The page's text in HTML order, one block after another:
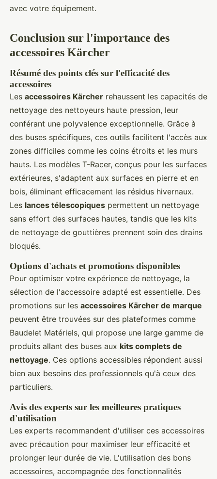
avec votre équipement.
Conclusion sur l'importance des
accessoires Kärcher
Résumé des points clés sur l'efficacité des
accessoires
Les accessoires Kärcher rehaussent les capacités de
nettoyage des nettoyeurs haute pression, leur
conférant une polyvalence exceptionnelle. Grâce à
des buses spécifiques, ces outils facilitent l'accès aux
zones difficiles comme les coins étroits et les murs
hauts. Les modèles T-Racer, conçus pour les surfaces
extérieures, s'adaptent aux surfaces en pierre et en
bois, éliminant efficacement les résidus hivernaux.
Les lances télescopiques permettent un nettoyage
sans effort des surfaces hautes, tandis que les kits
de nettoyage de gouttières prennent soin des drains
bloqués.
Options d'achats et promotions disponibles
Pour optimiser votre expérience de nettoyage, la
sélection de l'accessoire adapté est essentielle. Des
promotions sur les accessoires Kärcher de marque
peuvent être trouvées sur des plateformes comme
Baudelet Matériels, qui propose une large gamme de
produits allant des buses aux kits complets de
nettoyage. Ces options accessibles répondent aussi
bien aux besoins des professionnels qu'à ceux des
particuliers.
Avis des experts sur les meilleures pratiques
d'utilisation
Les experts recommandent d'utiliser ces accessoires
avec précaution pour maximiser leur efficacité et
prolonger leur durée de vie. L'utilisation des bons
accessoires, accompagnée des fonctionnalités